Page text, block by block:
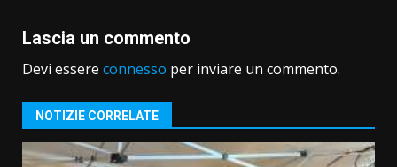
Lascia un commento
Devi essere connesso per inviare un commento.
NOTIZIE CORRELATE